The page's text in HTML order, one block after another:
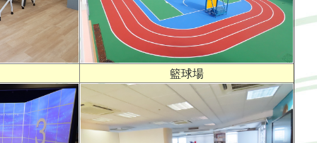
籃球場